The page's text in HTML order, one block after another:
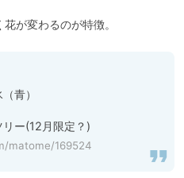
が変わるのが特徴。
青）
ー(12月限定？)
matome/169524